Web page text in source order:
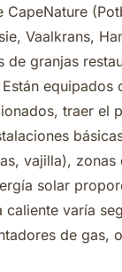
CapeNature
Vaalkrans,
de granjas
equipados
traer el
vajilla), zonas
solar
caliente varía
de gas,